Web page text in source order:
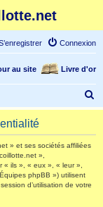
Connexion
Livre d'or
au site
e
» et ses sociétés affiliées
»,
ils », « eux », « leur »,
phpBB ») utilisent
d’utilisation de votre